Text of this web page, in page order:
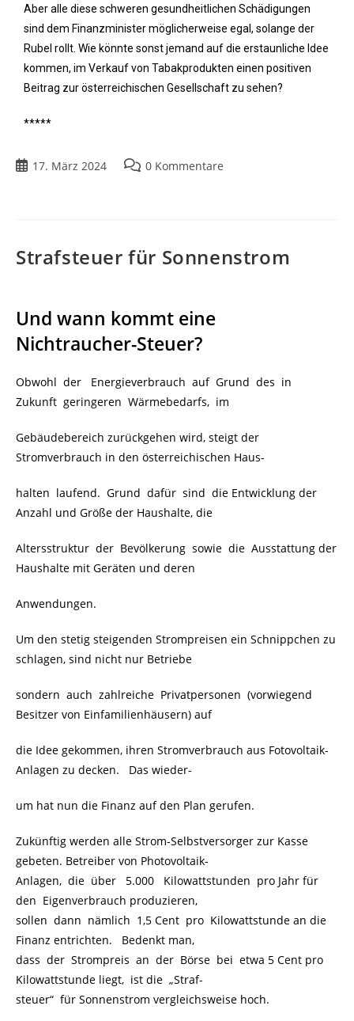
Aber alle diese schweren gesundheitlichen Schädigungen
sind dem Finanzminister möglicherweise egal, solange der
Rubel rollt. Wie könnte sonst jemand auf die erstaunliche Idee
kommen, im Verkauf von Tabakprodukten einen positiven
Beitrag zur österreichischen Gesellschaft zu sehen?
*****
17. März 2024 0 Kommentare
Strafsteuer für Sonnenstrom
Und wann kommt eine
Nichtraucher-Steuer?
Obwohl der Energieverbrauch auf Grund des in
Zukunft geringeren Wärmebedarfs, im
Gebäudebereich zurückgehen wird, steigt der
Stromverbrauch in den österreichischen Haus-
halten laufend. Grund dafür sind die Entwicklung der
Anzahl und Größe der Haushalte, die
Altersstruktur der Bevölkerung sowie die Ausstattung der
Haushalte mit Geräten und deren
Anwendungen.
Um den stetig steigenden Strompreisen ein Schnippchen zu
schlagen, sind nicht nur Betriebe
sondern auch zahlreiche Privatpersonen (vorwiegend
Besitzer von Einfamilienhäusern) auf
die Idee gekommen, ihren Stromverbrauch aus Fotovoltaik-
Anlagen zu decken. Das wieder-
um hat nun die Finanz auf den Plan gerufen.
Zukünftig werden alle Strom-Selbstversorger zur Kasse
gebeten. Betreiber von Photovoltaik-
Anlagen, die über 5.000 Kilowattstunden pro Jahr für
den Eigenverbrauch produzieren,
sollen dann nämlich 1,5 Cent pro Kilowattstunde an die
Finanz entrichten. Bedenkt man,
dass der Strompreis an der Börse bei etwa 5 Cent pro
Kilowattstunde liegt, ist die „Straf-
steuer“ für Sonnenstrom vergleichsweise hoch.